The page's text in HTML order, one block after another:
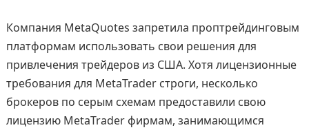
Компания MetaQuotes запретила проптрейдинговым
платформам использовать свои решения для
привлечения трейдеров из США. Хотя лицензионные
требования для MetaTrader строги, несколько
брокеров по серым схемам предоставили свою
лицензию MetaTrader фирмам, занимающимся